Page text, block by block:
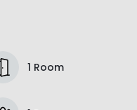
1 Room